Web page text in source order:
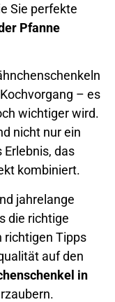
Sie perfekte
Pfanne
– es
wichtiger wird.
nicht nur ein
Erlebnis, das
kombiniert.
jahrelange
die richtige
richtigen Tipps
auf den
in